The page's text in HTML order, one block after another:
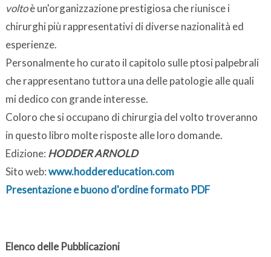
voltoè un'organizzazione prestigiosa che riunisce i
chirurghi più rappresentativi di diverse nazionalità ed
esperienze.
Personalmente ho curato il capitolo sulle ptosi palpebrali
che rappresentano tuttora una delle patologie alle quali
mi dedico con grande interesse.
Coloro che si occupano di chirurgia del volto troveranno
in questo libro molte risposte alle loro domande.
Edizione: HODDER ARNOLD
Sito web:www.hoddereducation.com
Presentazione e buono d'ordine formato PDF
Elenco delle Pubblicazioni